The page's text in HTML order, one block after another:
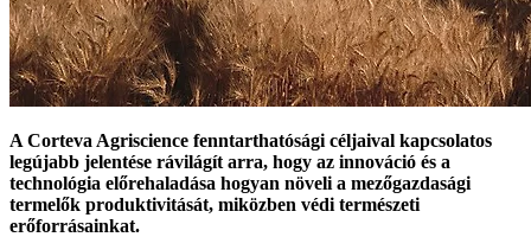
A Corteva Agriscience fenntarthatósági céljaival kapcsolatos
legújabb jelentése rávilágít arra, hogy az innováció és a
technológia előrehaladása hogyan növeli a mezőgazdasági
termelők produktivitását, miközben védi természeti
erőforrásainkat.